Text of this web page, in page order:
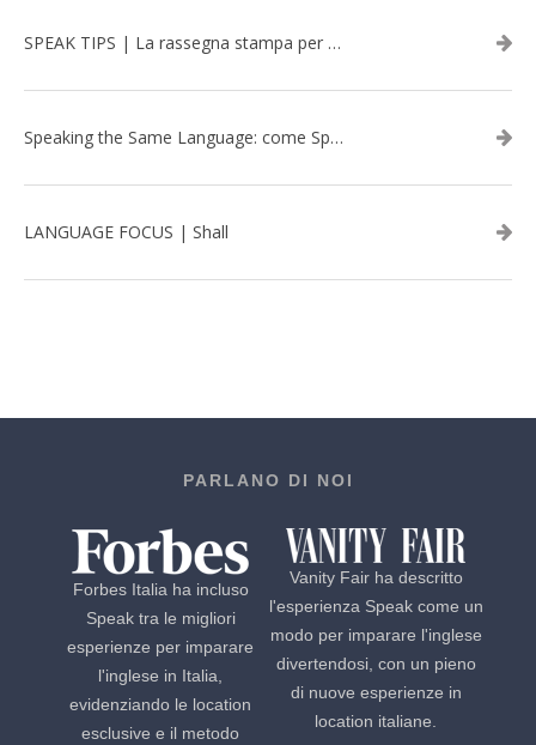
SPEAK TIPS | La rassegna stampa per migliorare l’inglese - febbraio 2026
Speaking the Same Language: come Speak aiuta a rafforzare i team attraverso il Team Building in inglese
LANGUAGE FOCUS | Shall
PARLANO DI NOI
Forbes Italia ha incluso
Speak tra le migliori
esperienze per imparare
l'inglese in Italia,
evidenziando le location
esclusive e il metodo
Vanity Fair ha descritto
l'esperienza Speak come un
modo per imparare l'inglese
divertendosi, con un pieno
di nuove esperienze in
location italiane.